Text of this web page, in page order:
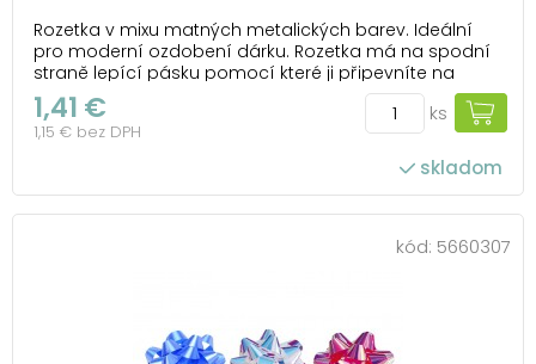
Rozetka v mixu matných metalických barev. Ideální
pro moderní ozdobení dárku. Rozetka má na spodní
straně lepící pásku pomocí které ji připevníte na
krabičku. Balení: 6 ks Průměr: 150 mm Šířka stuhy: 20
mm Dodáváme v mixu barev dle skladové zásoby.
Uvedená cena je za 1 ks.
1,41 €
1,15 € bez DPH
ks
skladom
kód: 5660307